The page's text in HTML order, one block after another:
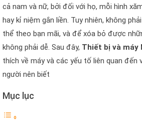
cả nam và nữ, bởi đối với họ, mỗi hình
hay kỉ niệm gắn liền. Tuy nhiên, không
thể theo bạn mãi, và để xóa bỏ được
không phải dễ. Sau đây, Thiết bị và máy
thích về máy và các yếu tố liên quan đến
người nên biết
Mục lục